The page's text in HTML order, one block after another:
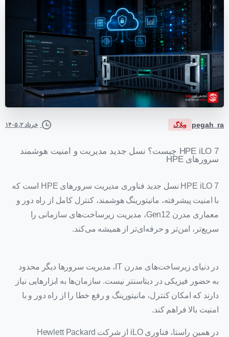
pegah_ra وبلاگ خرداد ۲, ۱۴۰۵
HPE iLO 7 چیست؟ نسل جدید مدیریت و امنیت هوشمند
سرورهای HPE
HPE iLO 7 نسل جدید فناوری مدیریت سرورهای HPE است که
با امنیت پیشرفته، مانیتورینگ هوشمند، کنترل کامل از راه دور و
معماری مدرن Gen12، مدیریت زیرساخت‌های سازمانی را
سریع‌تر، امن‌تر و حرفه‌ای‌تر از همیشه می‌کند.
در دنیای زیرساخت‌های مدرن IT، مدیریت سرورها دیگر محدود
به حضور فیزیکی در دیتاسنتر نیست. سازمان‌ها به ابزارهایی نیاز
دارند که امکان کنترل، مانیتورینگ و رفع خطا را از راه دور و با
امنیت بالا فراهم کند.
در همین راستا، فناوری iLO از شرکت Hewlett Packard